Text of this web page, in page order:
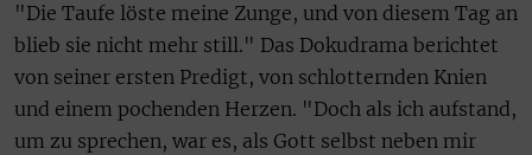
"Die Taufe löste meine Zunge, und von diesem Tag an
blieb sie nicht mehr still." Das Dokudrama berichtet
von seiner ersten Predigt, von schlotternden Knien
und einem pochenden Herzen. "Doch als ich aufstand,
um zu sprechen, war es, als Gott selbst neben mir